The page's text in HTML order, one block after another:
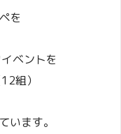
を
ベントを
組）
ます。